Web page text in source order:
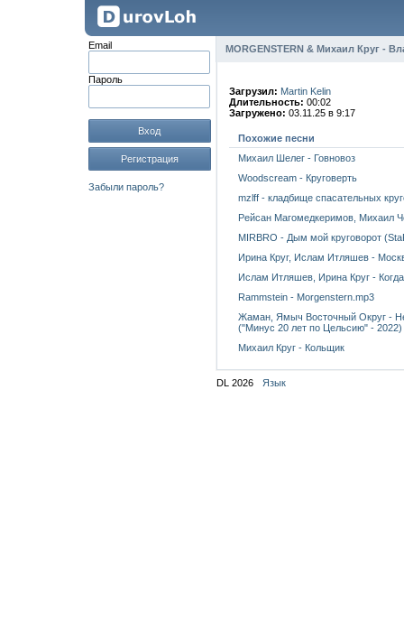
Email
Пароль
Вход
Регистрация
Забыли пароль?
MORGENSTERN & Михаил Круг -
Загрузил: Martin Kelin
Длительность: 00:02
Загружено: 03.11.25 в 9:17
Похожие песни
Михаил Шелег - Говновоз
Woodscream - Круговерть
mzlff - кладбище спасательных
Рейсан Магомедкеримов, Михаил
MIRBRO - Дым мой круговорот
Ирина Круг, Ислам Итляшев -
Ислам Итляшев, Ирина Круг -
Rammstein - Morgenstern.mp3
Жаман, Ямыч Восточный Округ - Не
("Минус 20 лет по Цельсию" - 2022)
Михаил Круг - Кольщик
DL 2026 Язык